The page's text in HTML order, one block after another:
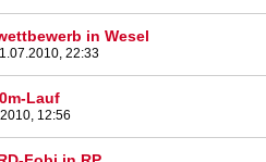
in Wesel
22:33
Lauf
12:56